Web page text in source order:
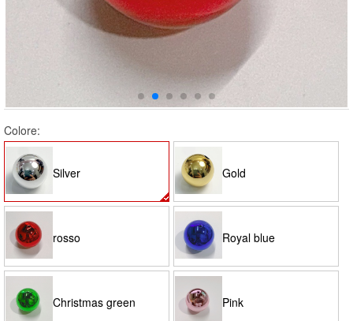
Colore:
Silver Gold
rosso Royal blue
Christmas green Pink